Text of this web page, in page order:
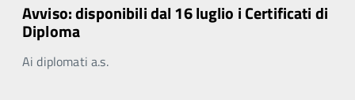
Avviso: disponibili dal 16 luglio i Certificati di
Diploma
Ai diplomati a.s.